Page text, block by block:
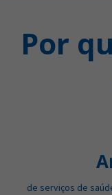
Por
de serviços de